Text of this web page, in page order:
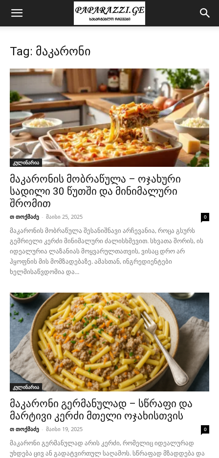
Tag: მაკარონი
კულინარია
მაკარონის მობრაწულა – ოჯახური
სადილი 30 წუთში და მინიმალური
შრომით
თ თოქმაძე - მაისი 25, 2025 0
მაკარონის მობრაწულა შესანიშნავი არჩევანია, როცა გსურს
გემრიელი კერძი მინიმალური ძალისხმევით. სხვათა შორის, ის
იდეალურია ლაზანიას მოყვარულთათვის, ვისაც დრო არ
ჰყოფნის მის მომზადებაზე. ამასთან, ინგრედიენტები
ხელმისაწვდომია და...
კულინარია
მაკარონი გერმანულად – სწრაფი და
მარტივი კერძი მთელი ოჯახისთვის
თ თოქმაძე - მაისი 19, 2025 0
მაკარონი გერმანულად არის კერძი, რომელიც იდეალურად
უხდება ცივ ან გადატვირთულ საღამოს. სწრაფად მზადდება და